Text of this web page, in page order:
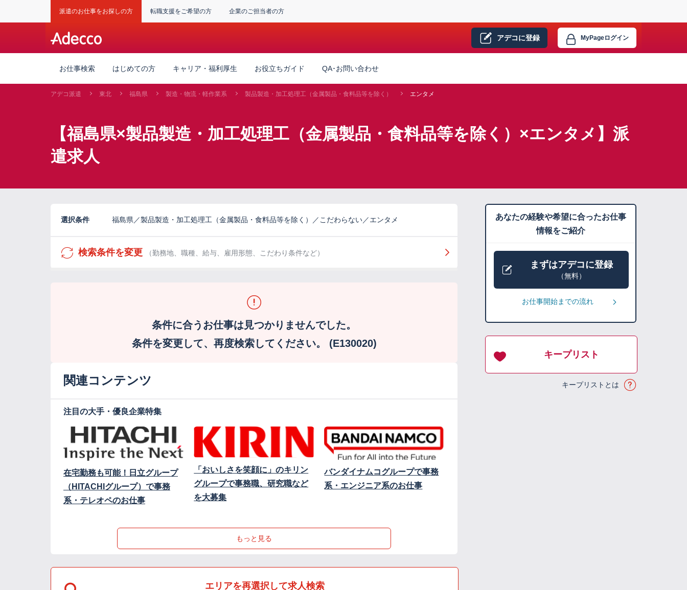
派遣のお仕事をお探しの方 転職支援をご希望の方 企業のご担当者の方
アデコに登録 MyPageログイン
お仕事検索 はじめての方 キャリア・福利厚生 お役立ちガイド QA･お問い合わせ
アデコ派遣 東北 福島県 製造・物流・軽作業系 製品製造・加工処理工（金属製品・食料品等を除く） エンタメ
【福島県×製品製造・加工処理工（金属製品・食料品等を除く）×エンタメ】派
遣求人
選択条件 福島県／製品製造・加工処理工（金属製品・食料品等を除く）／こだわらない／エンタメ
検索条件を変更 （勤務地、職種、給与、雇用形態、こだわり条件など）
条件に合うお仕事は見つかりませんでした。
条件を変更して、再度検索してください。 (E130020)
関連コンテンツ
注目の大手・優良企業特集
在宅勤務も可能！日立グループ
（HITACHIグループ）で事務
系・テレオペのお仕事
「おいしさを笑顔に」のキリン
グループで事務職、研究職など
を大募集
バンダイナムコグループで事務
系・エンジニア系のお仕事
もっと見る
エリアを再選択して求人検索
あなたの経験や希望に合ったお仕事
情報をご紹介
まずはアデコに登録
（無料）
お仕事開始までの流れ
キープリスト
キープリストとは